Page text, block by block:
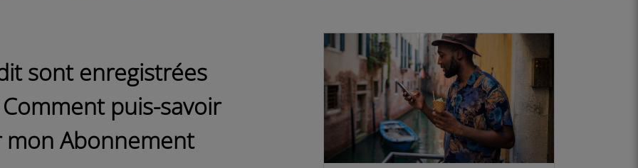
sont enregistrées
puis-savoir
mon Abonnement